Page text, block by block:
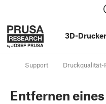
3D-Drucker
Support Druckqualität-
Entfernen